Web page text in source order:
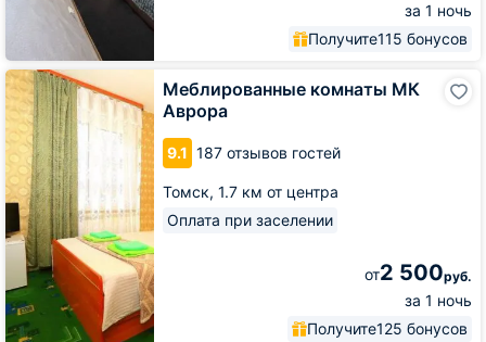
за 1 ночь
Получите115 бонусов
Меблированные комнаты МК
Аврора
9.1 187 отзывов гостей
Томск, 1.7 км от центра
Оплата при заселении
от2 500руб.
за 1 ночь
Получите125 бонусов
Меблированные
комнаты
МК
Аврора